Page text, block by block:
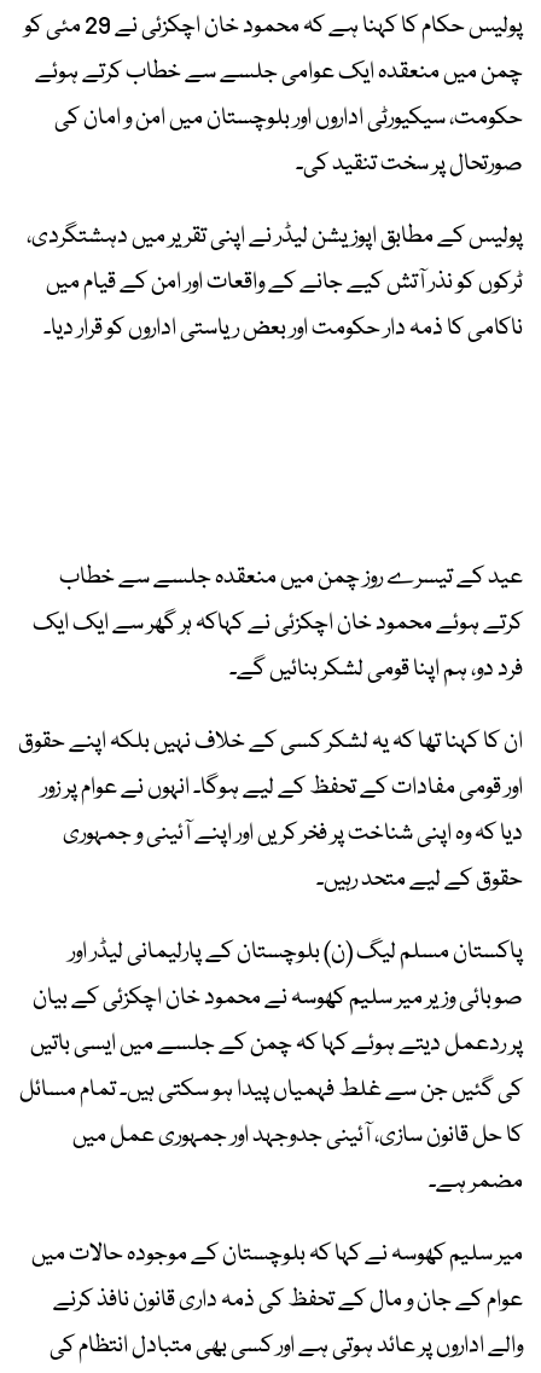
پولیس حکام کا کہنا ہے کہ محمود خان اچکزئی نے 29 مئی کو
چمن میں منعقدہ ایک عوامی جلسے سے خطاب کرتے ہوئے
حکومت، سیکیورٹی اداروں اور بلوچستان میں امن و امان کی
صورتحال پر سخت تنقید کی۔
پولیس کے مطابق اپوزیشن لیڈر نے اپنی تقریر میں دہشتگردی،
ٹرکوں کو نذر آتش کیے جانے کے واقعات اور امن کے قیام میں
ناکامی کا ذمہ دار حکومت اور بعض ریاستی اداروں کو قرار دیا۔
عید کے تیسرے روز چمن میں منعقدہ جلسے سے خطاب
کرتے ہوئے محمود خان اچکزئی نے کہاکہ ہر گھر سے ایک ایک
فرد دو، ہم اپنا قومی لشکر بنائیں گے۔
ان کا کہنا تھا کہ یہ لشکر کسی کے خلاف نہیں بلکہ اپنے حقوق
اور قومی مفادات کے تحفظ کے لیے ہوگا۔ انہوں نے عوام پر زور
دیا کہ وہ اپنی شناخت پر فخر کریں اور اپنے آئینی و جمہوری
حقوق کے لیے متحد رہیں۔
پاکستان مسلم لیگ (ن) بلوچستان کے پارلیمانی لیڈر اور
صوبائی وزیر میر سلیم کھوسہ نے محمود خان اچکزئی کے بیان
پر ردعمل دیتے ہوئے کہا کہ چمن کے جلسے میں ایسی باتیں
کی گئیں جن سے غلط فہمیاں پیدا ہو سکتی ہیں۔ تمام مسائل
کا حل قانون سازی، آئینی جدوجہد اور جمہوری عمل میں
مضمر ہے۔
میر سلیم کھوسہ نے کہا کہ بلوچستان کے موجودہ حالات میں
عوام کے جان و مال کے تحفظ کی ذمہ داری قانون نافذ کرنے
والے اداروں پر عائد ہوتی ہے اور کسی بھی متبادل انتظام کی